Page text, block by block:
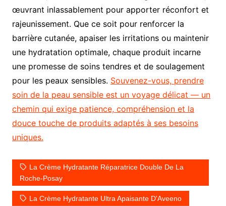
œuvrant inlassablement pour apporter réconfort et
rajeunissement. Que ce soit pour renforcer la
barrière cutanée, apaiser les irritations ou maintenir
une hydratation optimale, chaque produit incarne
une promesse de soins tendres et de soulagement
pour les peaux sensibles. Souvenez-vous, prendre
soin de la peau sensible est un voyage délicat — un
chemin qui exige patience, compréhension et la
douce touche de produits adaptés à ses besoins
uniques.
La Crème Hydratante Réparatrice Double De La
Roche-Posay
La Crème Hydratante Ultra Apaisante D'Aveeno